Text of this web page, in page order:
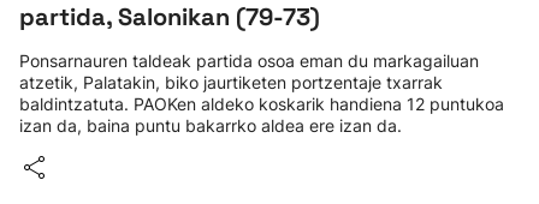
partida, Salonikan (79-73)
Ponsarnauren taldeak partida osoa eman du markagailuan
atzetik, Palatakin, biko jaurtiketen portzentaje txarrak
baldintzatuta. PAOKen aldeko koskarik handiena 12 puntukoa
izan da, baina puntu bakarrko aldea ere izan da.